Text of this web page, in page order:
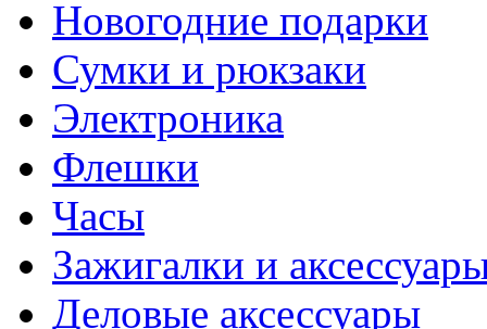
Новогодние подарки
Сумки и рюкзаки
Электроника
Флешки
Часы
Зажигалки и
Деловые аксессуары